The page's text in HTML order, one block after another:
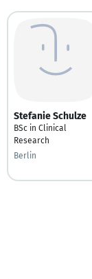
Stefanie Schulze
BSc in Clinical
Research
Berlin